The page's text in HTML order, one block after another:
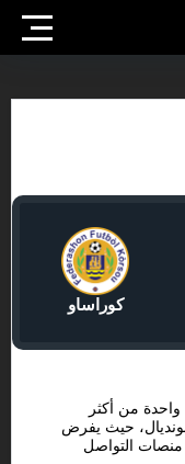
كوراساو
من أكثر
حيث يفرض
التواصل